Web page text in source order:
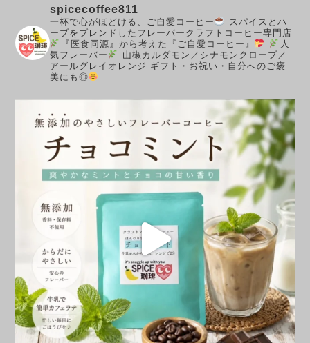
spicecoffee811
一杯で心がほどける、ご自愛コーヒー
スパイスとハ
ーブをブレンドしたフレーバークラフトコーヒー専門店
『医食同源』から考えた『ご自愛コーヒー』
人
気フレーバー
山椒カルダモン／シナモンクローブ／
アールグレイオレンジ ギフト・お祝い・自分へのご褒
美にも◎